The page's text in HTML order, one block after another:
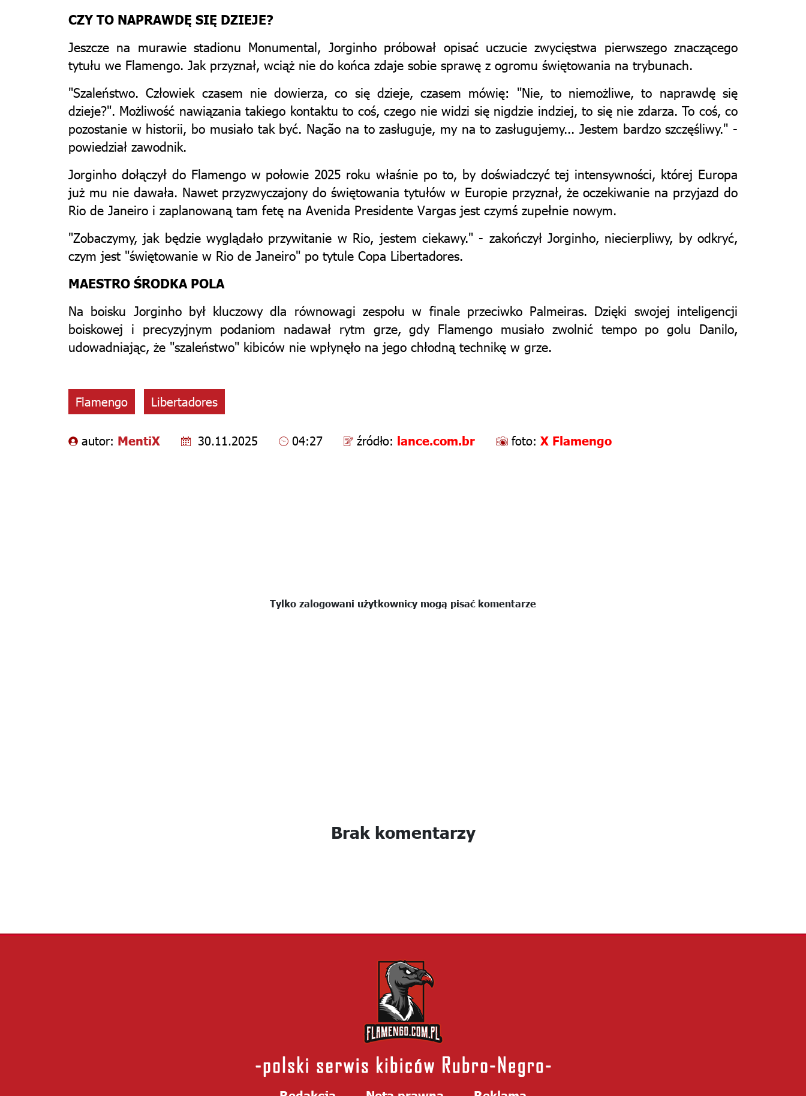
CZY TO NAPRAWDĘ SIĘ DZIEJE?
Jeszcze na murawie stadionu Monumental, Jorginho próbował opisać uczucie zwycięstwa pierwszego znaczącego
tytułu we Flamengo. Jak przyznał, wciąż nie do końca zdaje sobie sprawę z ogromu świętowania na trybunach.
"Szaleństwo. Człowiek czasem nie dowierza, co się dzieje, czasem mówię: "Nie, to niemożliwe, to naprawdę się
dzieje?". Możliwość nawiązania takiego kontaktu to coś, czego nie widzi się nigdzie indziej, to się nie zdarza. To coś, co
pozostanie w historii, bo musiało tak być. Nação na to zasługuje, my na to zasługujemy... Jestem bardzo szczęśliwy." -
powiedział zawodnik.
Jorginho dołączył do Flamengo w połowie 2025 roku właśnie po to, by doświadczyć tej intensywności, której Europa
już mu nie dawała. Nawet przyzwyczajony do świętowania tytułów w Europie przyznał, że oczekiwanie na przyjazd do
Rio de Janeiro i zaplanowaną tam fetę na Avenida Presidente Vargas jest czymś zupełnie nowym.
"Zobaczymy, jak będzie wyglądało przywitanie w Rio, jestem ciekawy." - zakończył Jorginho, niecierpliwy, by odkryć,
czym jest "świętowanie w Rio de Janeiro" po tytule Copa Libertadores.
MAESTRO ŚRODKA POLA
Na boisku Jorginho był kluczowy dla równowagi zespołu w finale przeciwko Palmeiras. Dzięki swojej inteligencji
boiskowej i precyzyjnym podaniom nadawał rytm grze, gdy Flamengo musiało zwolnić tempo po golu Danilo,
udowadniając, że "szaleństwo" kibiców nie wpłynęło na jego chłodną technikę w grze.
Flamengo Libertadores
autor: MentiX 30.11.2025 04:27 źródło: lance.com.br foto: X Flamengo
Tylko zalogowani użytkownicy mogą pisać komentarze
Brak komentarzy